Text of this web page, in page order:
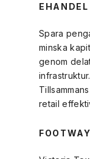
EHANDEL
Spara
minska
genom
infrastruktur.
retail
FOOTWAY